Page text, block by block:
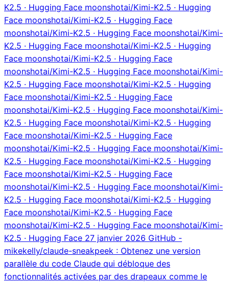
K2.5 · Hugging Face moonshotai/Kimi-K2.5 · Hugging
Face moonshotai/Kimi-K2.5 · Hugging Face
moonshotai/Kimi-K2.5 · Hugging Face moonshotai/Kimi-
K2.5 · Hugging Face moonshotai/Kimi-K2.5 · Hugging
Face moonshotai/Kimi-K2.5 · Hugging Face
moonshotai/Kimi-K2.5 · Hugging Face moonshotai/Kimi-
K2.5 · Hugging Face moonshotai/Kimi-K2.5 · Hugging
Face moonshotai/Kimi-K2.5 · Hugging Face
moonshotai/Kimi-K2.5 · Hugging Face moonshotai/Kimi-
K2.5 · Hugging Face moonshotai/Kimi-K2.5 · Hugging
Face moonshotai/Kimi-K2.5 · Hugging Face
moonshotai/Kimi-K2.5 · Hugging Face moonshotai/Kimi-
K2.5 · Hugging Face moonshotai/Kimi-K2.5 · Hugging
Face moonshotai/Kimi-K2.5 · Hugging Face
moonshotai/Kimi-K2.5 · Hugging Face moonshotai/Kimi-
K2.5 · Hugging Face moonshotai/Kimi-K2.5 · Hugging
Face moonshotai/Kimi-K2.5 · Hugging Face
moonshotai/Kimi-K2.5 · Hugging Face moonshotai/Kimi-
K2.5 · Hugging Face 27 janvier 2026 GitHub -
mikekelly/claude-sneakpeek : Obtenez une version
parallèle du code Claude qui débloque des
fonctionnalités activées par des drapeaux comme le